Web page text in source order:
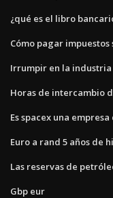
¿qué es el libro
Cómo pagar
Irrumpir en la
Horas de intercambio
Es spacex una
Euro a rand 5 años de
Las reservas de
Gbp eur